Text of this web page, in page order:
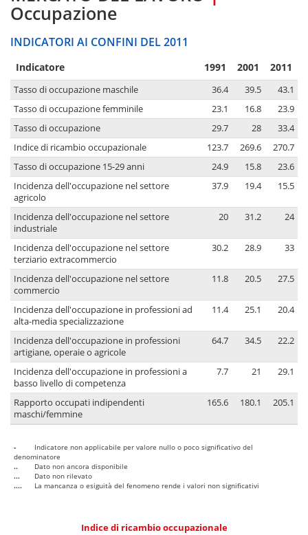
Occupazione
INDICATORI AI CONFINI DEL 2011
Indicatore 1991 2001 2011
Tasso di occupazione maschile 36.4 39.5
43.1
Tasso di occupazione femminile
23.1 16.8
23.9
Tasso di occupazione
29.7 28
33.4
Indice di ricambio occupazionale
123.7 269.6
270.7
Tasso di occupazione 15-29 anni
24.9 15.8
23.6
Incidenza dell'occupazione nel settore
agricolo
37.9 19.4 15.5
Incidenza dell'occupazione nel settore
industriale
20 31.2 24
Incidenza dell'occupazione nel settore
terziario extracommercio
30.2 28.9 33
Incidenza dell'occupazione nel settore
commercio
11.8 20.5 27.5
Incidenza dell'occupazione in professioni ad
alta-media specializzazione
11.4 25.1 20.4
Incidenza dell'occupazione in professioni
artigiane, operaie o agricole
64.7 34.5 22.2
Incidenza dell'occupazione in professioni a
basso livello di competenza
7.7 21 29.1
Rapporto occupati indipendenti
maschi/femmine
165.6 180.1 205.1
-
Indicatore non applicabile per valore nullo o poco significativo del
denominatore
..
Dato non ancora disponibile
...
Dato non rilevato
....
La mancanza o esiguità del fenomeno rende i valori non significativi
Indice di ricambio occupazionale